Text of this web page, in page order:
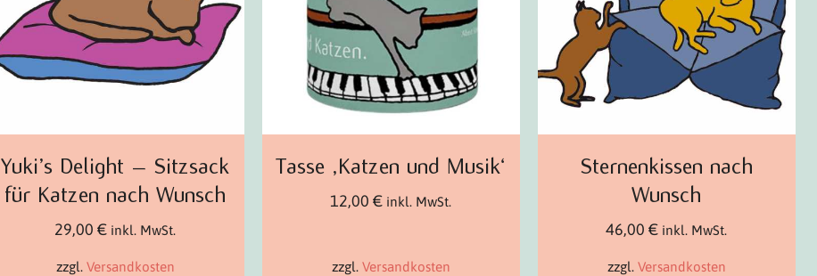
Yuki’s Delight – Sitzsack
für Katzen nach Wunsch
29,00€ inkl. MwSt.
zzgl. Versandkosten
Tasse ‚Katzen und Musik‘
12,00€ inkl. MwSt.
zzgl. Versandkosten
Sternenkissen nach
Wunsch
46,00€ inkl. MwSt.
zzgl. Versandkosten